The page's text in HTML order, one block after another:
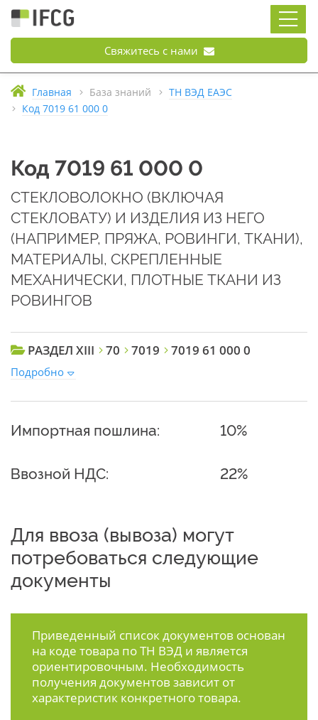
Свяжитесь с нами
Главная База знаний
ТН ВЭД ЕАЭС
Код 7019 61 000 0
Код 7019 61 000 0
СТЕКЛОВОЛОКНО (ВКЛЮЧАЯ
СТЕКЛОВАТУ) И ИЗДЕЛИЯ ИЗ НЕГО
(НАПРИМЕР, ПРЯЖА, РОВИНГИ, ТКАНИ),
МАТЕРИАЛЫ, СКРЕПЛЕННЫЕ
МЕХАНИЧЕСКИ, ПЛОТНЫЕ ТКАНИ ИЗ
РОВИНГОВ
РАЗДЕЛ XIII 70 7019 7019 61 000 0
Подробно
Импортная пошлина: 10%
Ввозной НДС: 22%
Для ввоза (вывоза) могут
потребоваться следующие
документы
Приведенный список документов основан
на коде товара по ТН ВЭД и является
ориентировочным. Необходимость
получения документов зависит от
характеристик конкретного товара.